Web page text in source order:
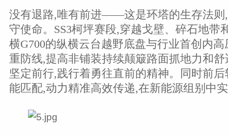
没有退路,唯有前进——这是环塔的生存法则,
守使命。SS3柯坪赛段,穿越戈壁、碎石地带
横G700的纵横云台越野底盘与行业首创内
重防线,提高非铺装持续颠簸路面抓地力和
坚定前行,践行着勇往直前的精神。同时前
能匹配,动力精准高效传递,在新能源组别中